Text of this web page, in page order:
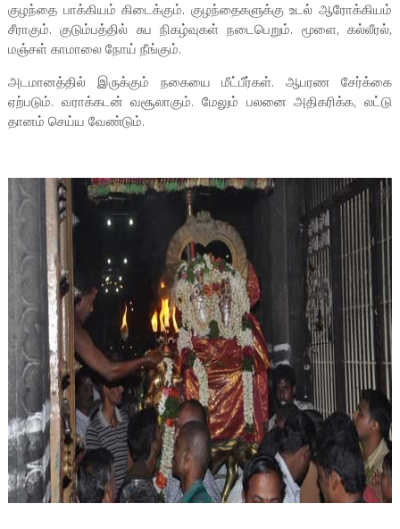
குழந்தை பாக்கியம் கிடைக்கும். குழந்தைகளுக்கு உடல் ஆரோக்கியம்
சீராகும். குடும்பத்தில் சுப நிகழ்வுகள் நடைபெறும். மூளை, கல்லீரல்,
மஞ்சள் காமாலை நோய் நீங்கும்.
அடமானத்தில் இருக்கும் நகையை மீட்பீர்கள். ஆபரண சேர்க்கை
ஏற்படும். வராக்கடன் வசூலாகும். மேலும் பலனை அதிகரிக்க, லட்டு
தானம் செய்ய வேண்டும்.